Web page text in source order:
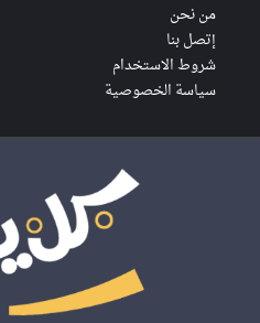
من نحن
إتصل بنا
شروط الاستخدام
سياسة الخصوصية